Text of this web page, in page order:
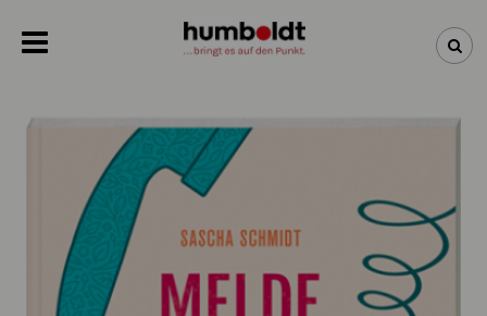
NEUHEITEN
BÜCHER
ÜBER UNS